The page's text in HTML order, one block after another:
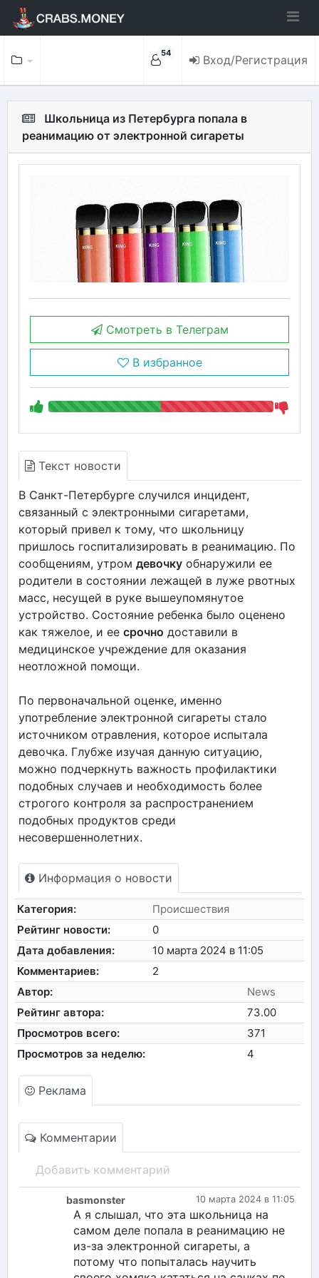
54 Вход/Регистрация
Школьница из Петербурга попала в
реанимацию от электронной сигареты
Смотреть в Телеграм
В избранное
Текст новости
В Санкт-Петербурге случился инцидент,
связанный с электронными сигаретами,
который привел к тому, что школьницу
пришлось госпитализировать в реанимацию. По
сообщениям, утром девочку обнаружили ее
родители в состоянии лежащей в луже рвотных
масс, несущей в руке вышеупомянутое
устройство. Состояние ребенка было оценено
как тяжелое, и ее срочно доставили в
медицинское учреждение для оказания
неотложной помощи.
По первоначальной оценке, именно
употребление электронной сигареты стало
источником отравления, которое испытала
девочка. Глубже изучая данную ситуацию,
можно подчеркнуть важность профилактики
подобных случаев и необходимость более
строгого контроля за распространением
подобных продуктов среди
несовершеннолетних.
Информация о новости
Категория:
Происшествия
Рейтинг новости:
0
Дата добавления:
10 марта 2024 в 11:05
Комментариев:
2
Автор:
News
Рейтинг автора:
73.00
Просмотров всего:
371
Просмотров за неделю:
4
Реклама
Комментарии
Добавить комментарий
10 марта 2024 в 11:05
basmonster
А я слышал, что эта школьница на
самом деле попала в реанимацию не
из-за электронной сигареты, а
потому что попыталась научить